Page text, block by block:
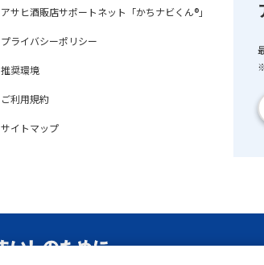
アサヒ酒販店サポートネット「かちナビくん®」
プライバシーポリシー
推奨環境
ご利用規約
サイトマップ